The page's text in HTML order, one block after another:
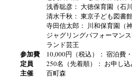
浅香聡彦： 大徳保育園（石
清水千秋： 東京子ども図書
寺田信太郎： 川和保育園（
ジャグリングパフォーマン
ランド芸王
参加費 10,000円（税込）： 宿泊費
定員 250名（先着順）： お申し
主催 百町森